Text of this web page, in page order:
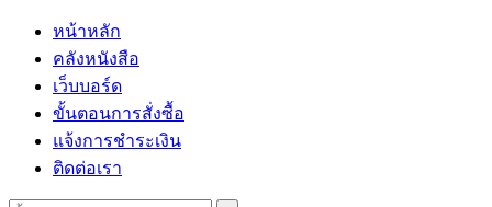
หน้าหลัก
คลังหนังสือ
เว็บบอร์ด
ขั้นตอนการสั่งซื้อ
แจ้งการชำระเงิน
ติดต่อเรา